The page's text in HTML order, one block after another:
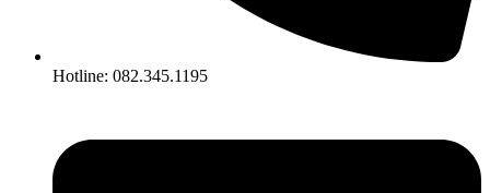
Hotline: 082.345.1195